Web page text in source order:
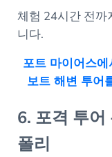
체험 24시간 전까
니다.
포트 마이어스
보트 해변 투어
6. 포격 투
폴리